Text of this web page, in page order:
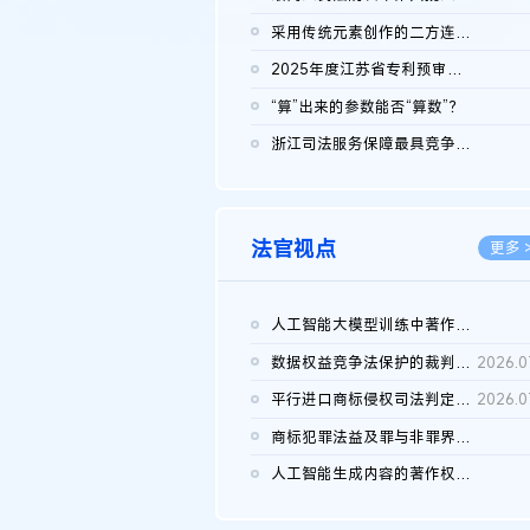
采用传统元素创作的二方连续装饰图案作品的独创性及侵权对比认定
2025年度江苏省专利预审典型案例
“算”出来的参数能否“算数”？
浙江司法服务保障最具竞争力营商环境建设典型案例（第二批）含侵...
法官视点 更多
人工智能大模型训练中著作权的合理使用
数据权益竞争法保护的裁判路径构建
平行进口商标侵权司法判定规则的困境与纾解
商标犯罪法益及罪与非罪界限研究
人工智能生成内容的著作权司法认定：演进逻辑、现实困境与规则建...